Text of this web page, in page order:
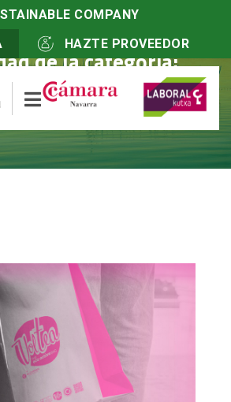
COMPANY
HAZTE PROVEEDOR
de la categoría:
y etiquetas